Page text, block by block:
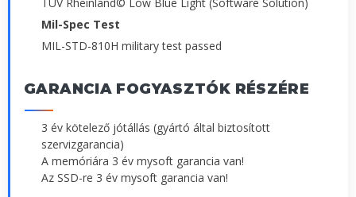
Mil-Spec Test
MIL-STD-810H military test passed
GARANCIA FOGYASZTÓK RÉSZÉRE
3 év kötelező jótállás (gyártó által biztosított
szervizgarancia)
A memóriára 3 év mysoft garancia van!
Az SSD-re 3 év mysoft garancia van!